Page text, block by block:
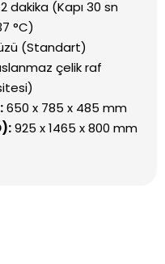
2 dakika (Kapı 30 sn
°C)
(Standart)
çelik raf
650 x 785 x 485 mm
925 x 1465 x 800 mm